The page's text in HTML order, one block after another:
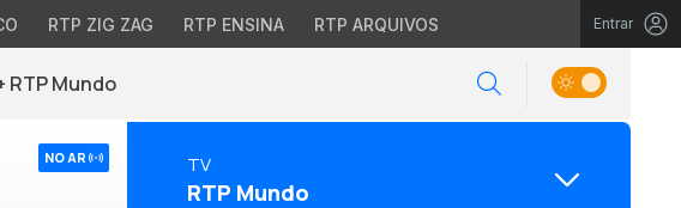
RTP ZIG ZAG RTP ENSINA RTP ARQUIVOS Entrar
RTP Mundo
NO AR TV
RTP Mundo